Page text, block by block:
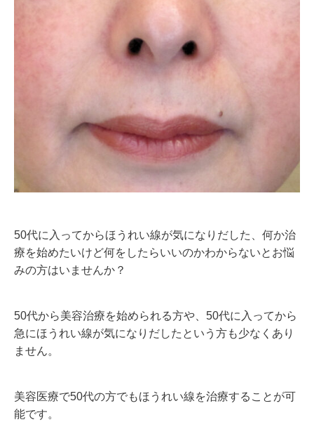
50代に入ってからほうれい線が気になりだした、何か治
療を始めたいけど何をしたらいいのかわからないとお悩
みの方はいませんか？
50代から美容治療を始められる方や、50代に入ってから
急にほうれい線が気になりだしたという方も少なくあり
ません。
美容医療で50代の方でもほうれい線を治療することが可
能です。